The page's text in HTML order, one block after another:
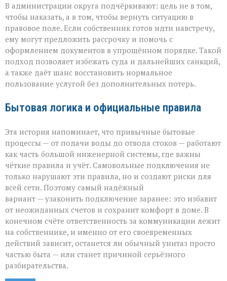
В администрации округа подчёркивают: цель не в том,
чтобы наказать, а в том, чтобы вернуть ситуацию в
правовое поле. Если собственник готов идти навстречу,
ему могут предложить рассрочку и помочь с
оформлением документов в упрощённом порядке. Такой
подход позволяет избежать суда и дальнейших санкций,
а также даёт шанс восстановить нормальное
пользование услугой без дополнительных потерь.
Бытовая логика и официальные правила
Эта история напоминает, что привычные бытовые
процессы — от подачи воды до отвода стоков — работают
как часть большой инженерной системы, где важны
чёткие правила и учёт. Самовольные подключения не
только нарушают эти правила, но и создают риски для
всей сети. Поэтому самый надёжный
вариант — узаконить подключение заранее: это избавит
от неожиданных счетов и сохранит комфорт в доме. В
конечном счёте ответственность за коммуникации лежит
на собственнике, и именно от его своевременных
действий зависит, останется ли обычный унитаз просто
частью быта — или станет причиной серьёзного
разбирательства.